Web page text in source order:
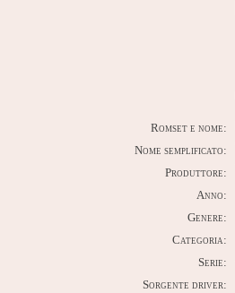
Romset e nome:
Nome semplificato:
Produttore:
Anno:
Genere:
Categoria:
Serie:
Sorgente driver: